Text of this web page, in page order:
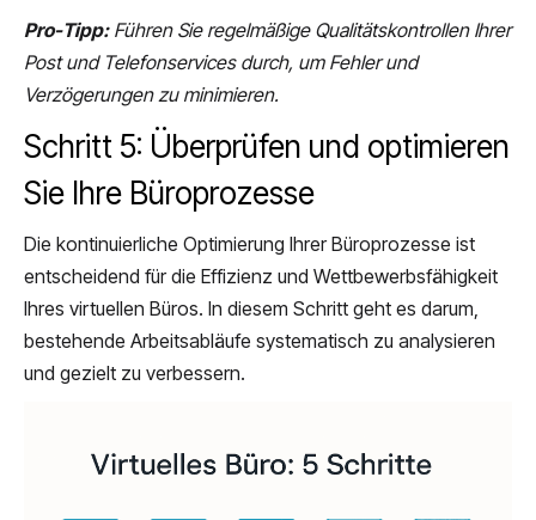
Pro-Tipp: Führen Sie regelmäßige Qualitätskontrollen Ihrer
Post und Telefonservices durch, um Fehler und
Verzögerungen zu minimieren.
Schritt 5: Überprüfen und optimieren
Sie Ihre Büroprozesse
Die kontinuierliche Optimierung Ihrer Büroprozesse ist
entscheidend für die Effizienz und Wettbewerbsfähigkeit
Ihres virtuellen Büros. In diesem Schritt geht es darum,
bestehende Arbeitsabläufe systematisch zu analysieren
und gezielt zu verbessern.